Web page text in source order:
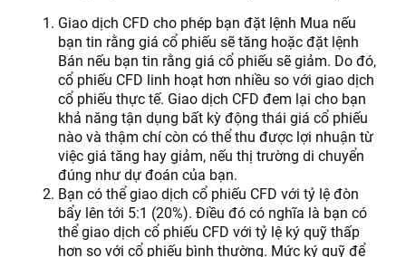
Giao dịch CFD cho phép bạn đặt lệnh Mua nếu
bạn tin rằng giá cổ phiếu sẽ tăng hoặc đặt lệnh
Bán nếu bạn tin rằng giá cổ phiếu sẽ giảm. Do đó,
cổ phiếu CFD linh hoạt hơn nhiều so với giao dịch
cổ phiếu thực tế. Giao dịch CFD đem lại cho bạn
khả năng tận dụng bất kỳ động thái giá cổ phiếu
nào và thậm chí còn có thể thu được lợi nhuận từ
việc giá tăng hay giảm, nếu thị trường di chuyển
đúng như dự đoán của bạn.
Bạn có thể giao dịch cổ phiếu CFD với tỷ lệ đòn
bẩy lên tới 5:1 (20%). Điều đó có nghĩa là bạn có
thể giao dịch cổ phiếu CFD với tỷ lệ ký quỹ thấp
hơn so với cổ phiếu bình thường. Mức ký quỹ để